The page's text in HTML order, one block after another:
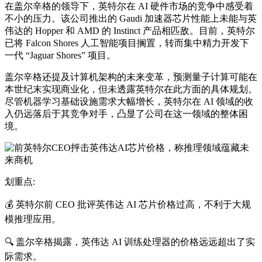
在盖尔辛格的领导下，英特尔在 AI 硬件市场的竞争中感受着
不小的压力。该公司推出的 Gaudi 加速器芯片性能上未能与英
伟达的 Hopper 和 AMD 的 Instinct 产品相匹敌。目前，英特尔
已将 Falcon Shores 人工智能项目搁置，转而集中精力开发下
一代 “Jaguar Shores” 项目。
盖尔辛格还提及计算机架构的未来变革，预测量子计算可能在
本世纪末实现商业化，但未透露英特尔在此方面的具体规划。
尽管机器学习基础设施需求大幅增长，英特尔在 AI 领域的收
入仍远落后于其竞争对手，凸显了公司在这一领域的整体困
境。
划重点:
💰 英特尔前 CEO 批评英伟达 AI 芯片价格过高，不利于大规
模推理应用。
🔍 盖尔辛格揭露，英伟达 AI 训练处理器的价格远远超出了实
际需求。